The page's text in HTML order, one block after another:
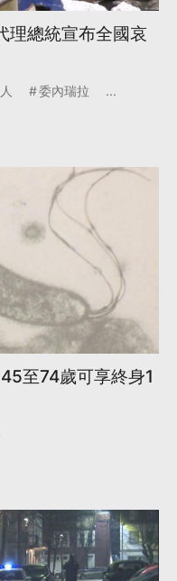
理總統宣布全國哀
委內瑞拉 ...
至74歲可享終身1